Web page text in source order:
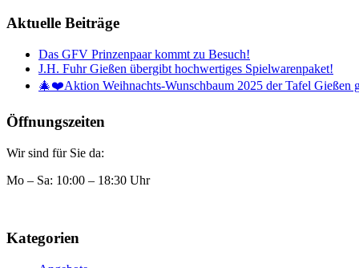
Aktuelle Beiträge
Das GFV Prinzenpaar kommt zu Besuch!
J.H. Fuhr Gießen übergibt hochwertiges Spielwarenpaket!
🎄❤️Aktion Weihnachts-Wunschbaum 2025 der Tafel Gießen
Öffnungszeiten
Wir sind für Sie da:
Mo – Sa: 10:00 – 18:30 Uhr
Kategorien